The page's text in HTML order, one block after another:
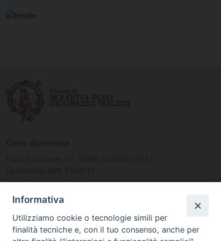
www.diocesimolfetta.it –
diocesimolfetta@pec.chiesacattolica.it
Ufficio Comunicazioni sociali
Informativa
Utilizziamo cookie o tecnologie simili per
finalità tecniche e, con il tuo consenso, anche per